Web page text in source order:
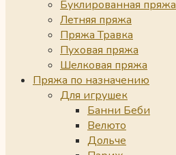
Буклированная пряжа
Летняя пряжа
Пряжа Травка
Пуховая пряжа
Шелковая пряжа
Пряжа по назначению
Для игрушек
Банни Беби
Велюто
Дольче